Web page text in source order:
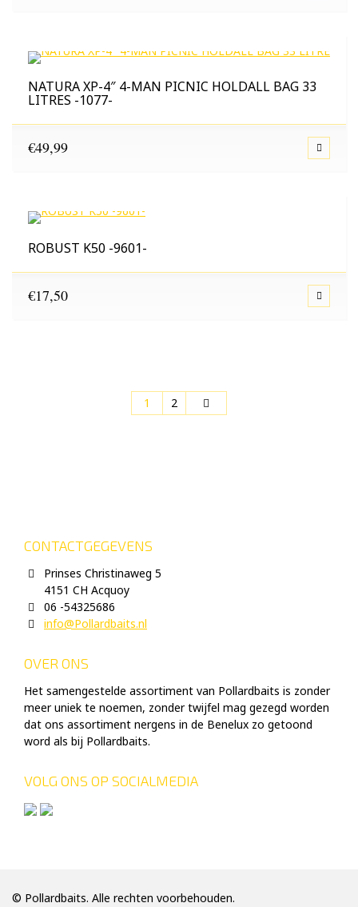
NATURA XP-4″ 4-MAN PICNIC HOLDALL BAG 33
LITRES -1077-
€49,99
ROBUST K50 -9601-
€17,50
1 2
CONTACTGEGEVENS
Prinses Christinaweg 5
4151 CH Acquoy
06 -54325686
info@Pollardbaits.nl
OVER ONS
Het samengestelde assortiment van Pollardbaits is zonder
meer uniek te noemen, zonder twijfel mag gezegd worden
dat ons assortiment nergens in de Benelux zo getoond
word als bij Pollardbaits.
VOLG ONS OP SOCIALMEDIA
© Pollardbaits. Alle rechten voorbehouden.